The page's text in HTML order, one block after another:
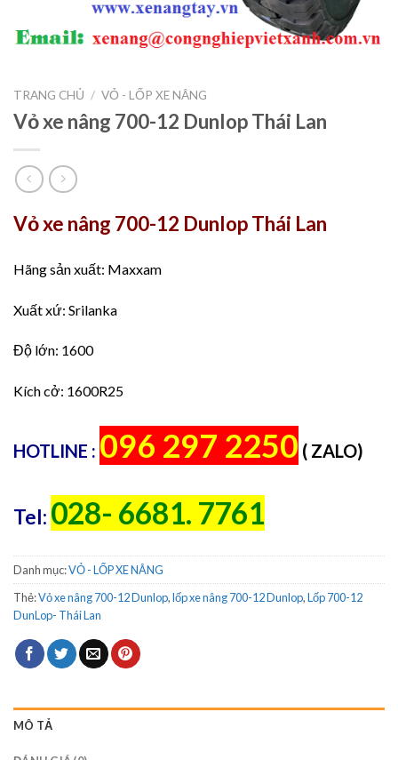
TRANG CHỦ / VỎ - LỐP XE NÂNG
Vỏ xe nâng 700-12 Dunlop Thái Lan
Vỏ xe nâng 700-12 Dunlop Thái Lan
Hãng sản xuất: Maxxam
Xuất xứ: Srilanka
Độ lớn: 1600
Kích cở: 1600R25
HOTLINE : 096 297 2250 ( ZALO)
Tel: 028- 6681. 7761
Danh mục:VỎ - LỐP XE NÂNG
Thẻ:Vỏ xe nâng 700-12 Dunlop,lốp xe nâng 700-12 Dunlop,Lốp 700-12
DunLop- Thái Lan
MÔ TẢ